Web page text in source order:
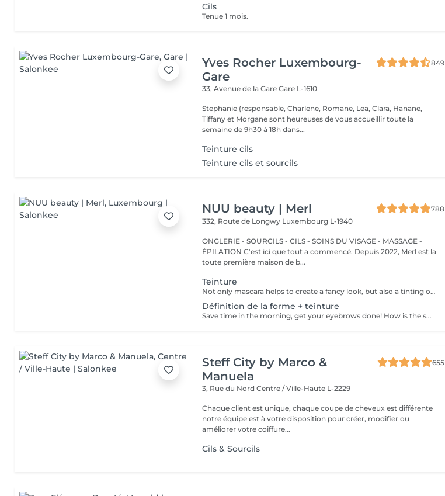
Cils
Tenue 1 mois.
Yves Rocher Luxembourg-
Gare
849
33, Avenue de la GareGare L-1610
Stephanie (responsable, Charlene, Romane, Lea, Clara, Hanane,
Tiffany et Morgane sont heureuses de vous accueillir toute la
semaine de 9h30 à 18h dans...
Teinture cils
Teinture cils et sourcils
NUU beauty | Merl
788
332, Route de Longwy Luxembourg L-1940
ONGLERIE - SOURCILS - CILS - SOINS DU VISAGE - MASSAGE -
ÉPILATION C'est ici que tout a commencé. Depuis 2022, Merl est la
toute première maison de b...
Teinture
Not only mascara helps to create a fancy look, but also a tinting of your lashes! How is the lashes tinting done? - lashes are washed - eye cream is applied - the tape and patches are applied - tinting - the tape and patches are removed Age restrictions: recommended to do from 14 years. Post procedure recommendations: do not wet eyelashes 24 hours after the procedure. Frequency: once in 2-3 weeks.
Définition de la forme + teinture
Save time in the morning, get your eyebrows done! How is the shape definition + tinting done? - consultation (to discuss perfect form and colour) - preparation (brows are washed and marked) - waxing (excess hair are removed with wax) - tweezing (excess hair are removed with tweezers) - tinting (paint or henna is applied) - excess paint is removed - antiseptic and cream are applied Age restrictions: recommended to do from 14 years. Post procedure recommendations: do not wash brows and do not put on makeup for 12 hours. Frequency: once in 3-4 weeks.
Steff City by Marco &
Manuela
655
3, Rue du NordCentre / Ville-Haute L-2229
Chaque client est unique, chaque coupe de cheveux est différente
notre équipe est à votre disposition pour créer, modifier ou
améliorer votre coiffure...
Cils & Sourcils